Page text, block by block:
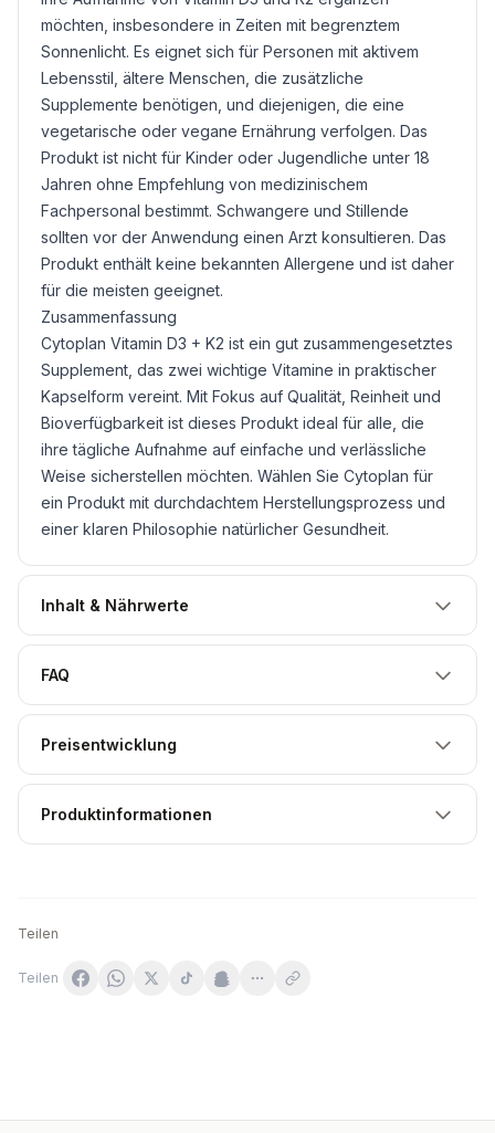
möchten, insbesondere in Zeiten mit begrenztem
Sonnenlicht. Es eignet sich für Personen mit aktivem
Lebensstil, ältere Menschen, die zusätzliche
Supplemente benötigen, und diejenigen, die eine
vegetarische oder vegane Ernährung verfolgen. Das
Produkt ist nicht für Kinder oder Jugendliche unter 18
Jahren ohne Empfehlung von medizinischem
Fachpersonal bestimmt. Schwangere und Stillende
sollten vor der Anwendung einen Arzt konsultieren. Das
Produkt enthält keine bekannten Allergene und ist daher
für die meisten geeignet.
Zusammenfassung
Cytoplan Vitamin D3 + K2 ist ein gut zusammengesetztes
Supplement, das zwei wichtige Vitamine in praktischer
Kapselform vereint. Mit Fokus auf Qualität, Reinheit und
Bioverfügbarkeit ist dieses Produkt ideal für alle, die
ihre tägliche Aufnahme auf einfache und verlässliche
Weise sicherstellen möchten. Wählen Sie Cytoplan für
ein Produkt mit durchdachtem Herstellungsprozess und
einer klaren Philosophie natürlicher Gesundheit.
Inhalt & Nährwerte
FAQ
Preisentwicklung
Produktinformationen
Teilen
Teilen